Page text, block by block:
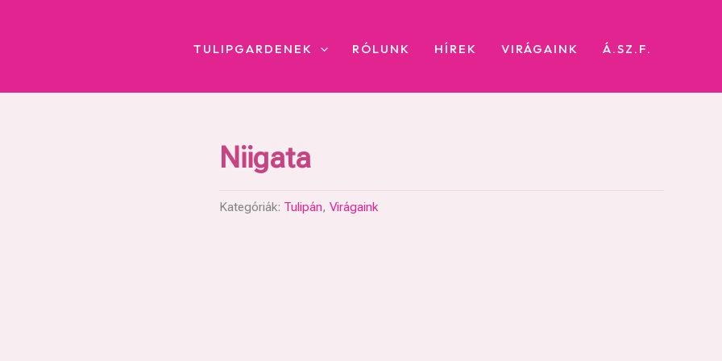
TULIPGARDENEK RÓLUNK HÍREK VIRÁGAINK Á.SZ.F.
Niigata
Kategóriák: Tulipán, Virágaink